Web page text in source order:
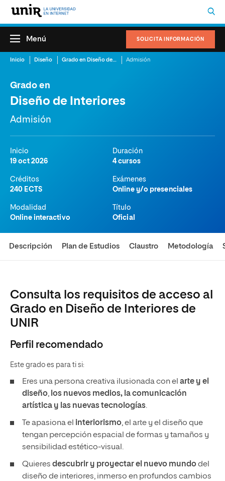
SOLICITA INFORMACIÓN
Menú
Inicio Diseño Grado en Diseño de Interiores Admisión
Grado en
Diseño de Interiores
Admisión
Inicio
19 oct 2026
Duración
4 cursos
Créditos
240 ECTS
Exámenes
Online y/o presenciales
Modalidad
Online interactivo
Título
Oficial
Descripción Plan de Estudios Claustro Metodología
Consulta los requisitos de acceso al
Grado en Diseño de Interiores de
UNIR
Perfil recomendado
Este grado es para ti si:
Eres una persona creativa ilusionada con el arte y el
diseño, los nuevos medios, la comunicación
artística y las nuevas tecnologías.
Te apasiona el interiorismo, el arte y el diseño que
tengan percepción espacial de formas y tamaños y
sensibilidad estético-visual.
Quieres descubrir y proyectar el nuevo mundodel
diseño de interiores, inmerso en profundos cambios